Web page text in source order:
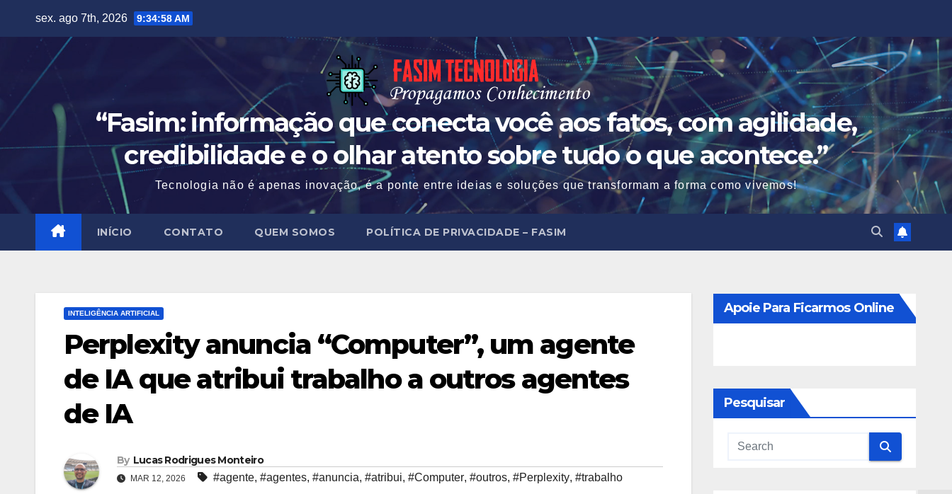
sex. ago 7th, 2026 9:34:59 AM
“Fasim: informação que conecta você aos fatos, com agilidade,
credibilidade e o olhar atento sobre tudo o que acontece.”
Tecnologia não é apenas inovação, é a ponte entre ideias e soluções que transformam a forma como vivemos!
INÍCIO CONTATO QUEM SOMOS POLÍTICA DE PRIVACIDADE – FASIM
INTELIGÊNCIA ARTIFICIAL
Perplexity anuncia “Computer”, um agente
de IA que atribui trabalho a outros agentes
de IA
By Lucas Rodrigues Monteiro
MAR 12, 2026 #agente, #agentes, #anuncia, #atribui, #Computer, #outros, #Perplexity, #trabalho
Apoie Para Ficarmos Online
Pesquisar